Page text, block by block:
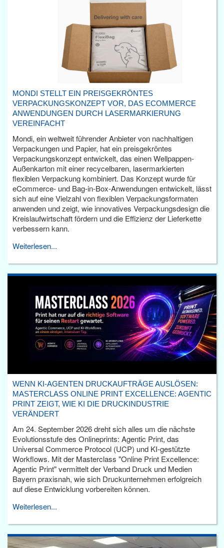
MONDI STELLT EIN PREISGEKRÖNTES
VERPACKUNGSKONZEPT VOR, DAS ECOMMERCE
ANWENDUNGEN DURCH LASERMARKIERUNG
VEREINFACHT
Mondi, ein weltweit führender Anbieter von nachhaltigen
Verpackungen und Papier, hat ein preisgekröntes
Verpackungskonzept entwickelt, das einen Wellpappen-
Außenkarton mit einer recycelbaren, lasermarkierten
flexiblen Verpackung kombiniert. Das Konzept wurde für
eCommerce- und Bag-in-Box-Anwendungen entwickelt, lässt
sich auf eine Vielzahl von flexiblen Verpackungsformaten
anwenden und zeigt, wie innovatives Verpackungsdesign die
Kreislaufwirtschaft fördern und die Effizienz der Lieferkette
verbessern kann.
Weiterlesen...
WENN KI-AGENTEN DRUCKAUFTRÄGE AUSLÖSEN:
MASTERCLASS ONLINE PRINT EXCELLENCE: AGENTIC
PRINT ZEIGT, WIE KI DIE DRUCKINDUSTRIE
VERÄNDERT
Am 24. September 2026 dreht sich alles um die nächste
Evolutionsstufe des Onlineprints: Agentic Print, das
Universal Commerce Protocol (UCP) und KI-gestützte
Workflows. Mit der Masterclass "Online Print Excellence:
Agentic Print" vermittelt der Verband Druck und Medien
Bayern praxisnah, wie sich Druckunternehmen erfolgreich
auf diese Entwicklung vorbereiten können.
Weiterlesen...